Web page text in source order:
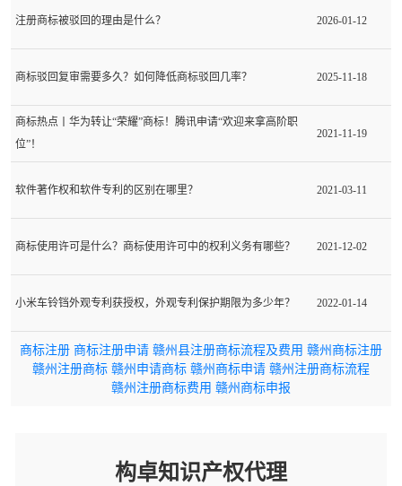
注册商标被驳回的理由是什么？ 2026-01-12
商标驳回复审需要多久？如何降低商标驳回几率？ 2025-11-18
商标热点丨华为转让“荣耀”商标！腾讯申请“欢迎来拿高阶职
位”！
2021-11-19
软件著作权和软件专利的区别在哪里？ 2021-03-11
商标使用许可是什么？商标使用许可中的权利义务有哪些？ 2021-12-02
小米车铃铛外观专利获授权，外观专利保护期限为多少年？ 2022-01-14
商标注册 商标注册申请 赣州县注册商标流程及费用 赣州商标注册
赣州注册商标 赣州申请商标 赣州商标申请 赣州注册商标流程
赣州注册商标费用 赣州商标申报
构卓知识产权代理